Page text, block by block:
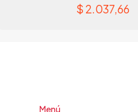
$ 2.037,66
Menú